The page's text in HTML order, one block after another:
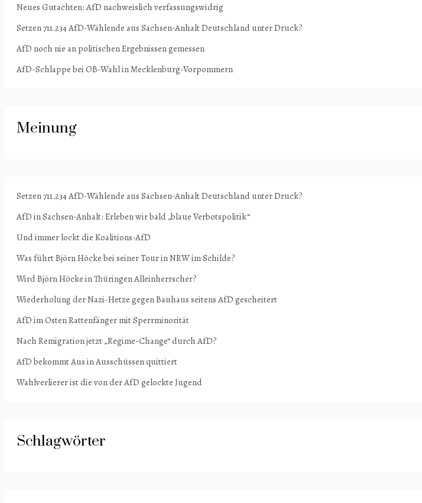
Neues Gutachten: AfD nachweislich verfassungswidrig
Setzen 711.234 AfD-Wählende aus Sachsen-Anhalt Deutschland unter Druck?
AfD noch nie an politischen Ergebnissen gemessen
AfD-Schlappe bei OB-Wahl in Mecklenburg-Vorpommern
Meinung
Setzen 711.234 AfD-Wählende aus Sachsen-Anhalt Deutschland unter Druck?
AfD in Sachsen-Anhalt: Erleben wir bald „blaue Verbotspolitik“
Und immer lockt die Koalitions-AfD
Was führt Björn Höcke bei seiner Tour in NRW im Schilde?
Wird Björn Höcke in Thüringen Alleinherrscher?
Wiederholung der Nazi-Hetze gegen Bauhaus seitens AfD gescheitert
AfD im Osten Rattenfänger mit Sperrminorität
Nach Remigration jetzt „Regime-Change“ durch AfD?
AfD bekommt Aus in Ausschüssen quittiert
Wahlverlierer ist die von der AfD gelockte Jugend
Schlagwörter